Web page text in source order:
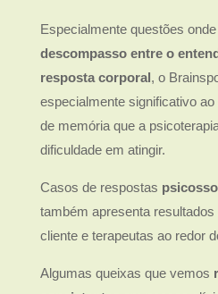
Especialmente questões
descompasso entre o
resposta corporal, o
especialmente significativo
de memória que a
dificuldade em atingir.
Casos de respostas
também apresenta
cliente e terapeutas ao redor
Algumas queixas que vemos